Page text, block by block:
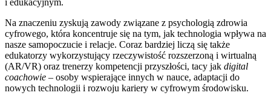
Na znaczeniu zyskują zawody związane z psychologią zdrowia
cyfrowego, która koncentruje się na tym, jak technologia wpływa na
nasze samopoczucie i relacje. Coraz bardziej liczą się także
edukatorzy wykorzystujący rzeczywistość rozszerzoną i wirtualną
(AR/VR) oraz trenerzy kompetencji przyszłości, tacy jak digital
coachowie – osoby wspierające innych w nauce, adaptacji do
nowych technologii i rozwoju kariery w cyfrowym środowisku.